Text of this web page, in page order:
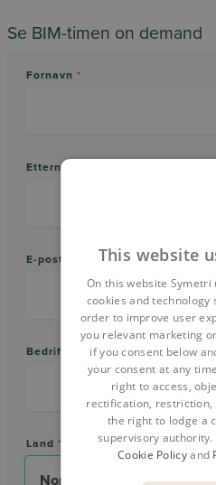
Se BIM-timen on demand
Fornavn *
Etternavn
E-postadresse (arbeid) *
Bedriftsnavn *
Land *
This website
On this website Symetri
cookies and technology
order to improve user
you relevant marketing
if you consent below
your consent at any
right to access,
rectification,
the right to lodge a
supervisory authority.
Cookie Policyand